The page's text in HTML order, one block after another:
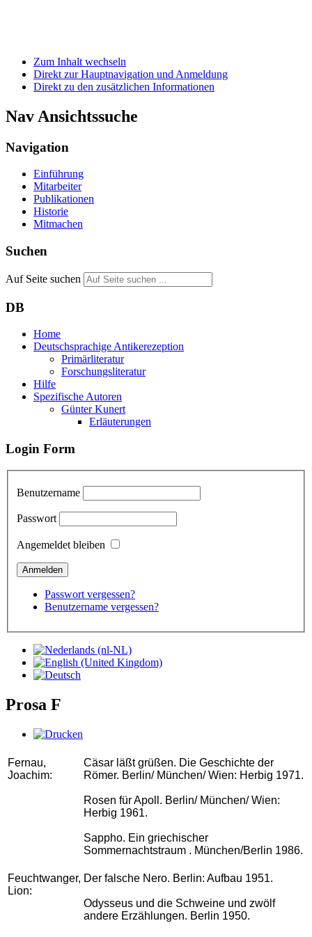
Zum Inhalt wechseln
Direkt zur Hauptnavigation und Anmeldung
Direkt zu den zusätzlichen Informationen
Nav Ansichtssuche
Navigation
Einführung
Mitarbeiter
Publikationen
Historie
Mitmachen
Suchen
Auf Seite suchen
DB
Home
Deutschsprachige Antikerezeption
Primärliteratur
Forschungsliteratur
Hilfe
Spezifische Autoren
Günter Kunert
Erläuterungen
Login Form
Benutzername
Passwort
Angemeldet bleiben
Passwort vergessen?
Benutzername vergessen?
Prosa F
Fernau,
Joachim:
Cäsar läßt grüßen. Die Geschichte der
Römer. Berlin/ München/ Wien: Herbig 1971.
Rosen für Apoll. Berlin/ München/ Wien:
Herbig 1961.
Sappho. Ein griechischer
Sommernachtstraum . München/Berlin 1986.
Feuchtwanger,
Lion:
Der falsche Nero. Berlin: Aufbau 1951.
Odysseus und die Schweine und zwölf
andere Erzählungen. Berlin 1950.